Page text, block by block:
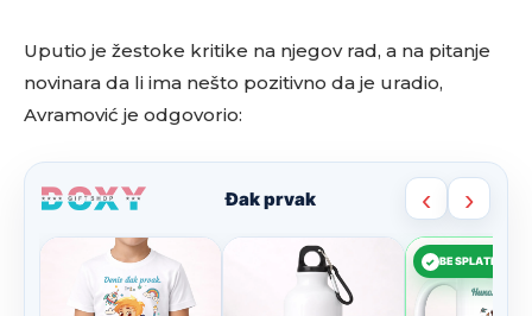
Uputio je žestoke kritike na njegov rad, a na pitanje
novinara da li ima nešto pozitivno da je uradio,
Avramović je odgovorio: